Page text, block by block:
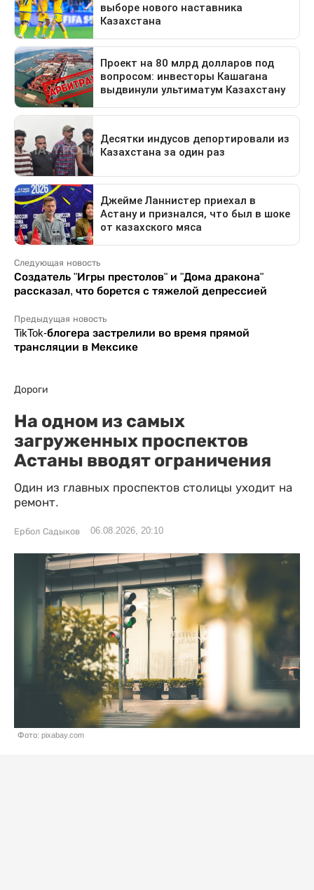
Следующая новость
Создатель "Игры престолов" и "Дома дракона"
рассказал, что борется с тяжелой депрессией
Предыдущая новость
TikTok-блогера застрелили во время прямой
трансляции в Мексике
Дороги
На одном из самых
загруженных проспектов
Астаны вводят ограничения
Один из главных проспектов столицы уходит на
ремонт.
Ербол Садыков 06.08.2026, 20:10
Фото: pixabay.com